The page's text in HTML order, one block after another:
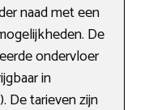
naad met een
De
ondervloer
in
De tarieven zijn